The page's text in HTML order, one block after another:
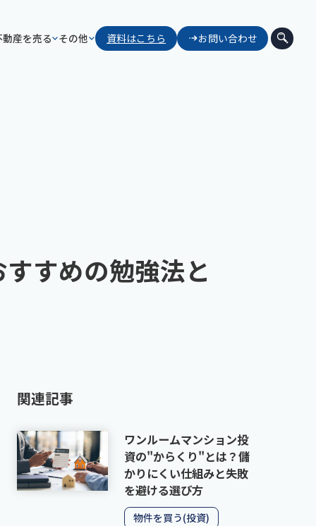
産を売る その他 資料はこちら お問い合わせ
すめの勉強法と
関連記事
ワンルームマンション投
資の"からくり"とは？儲
かりにくい仕組みと失敗
を避ける選び方
物件を買う(投資)